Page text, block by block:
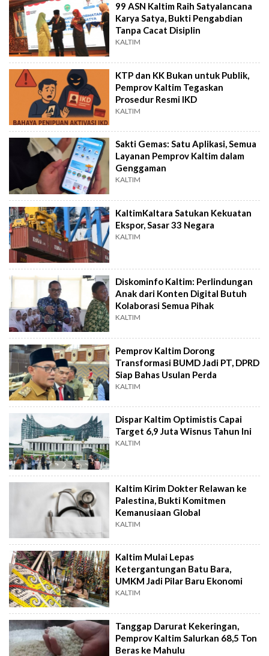
99 ASN Kaltim Raih Satyalancana
Karya Satya, Bukti Pengabdian
Tanpa Cacat Disiplin
KALTIM
KTP dan KK Bukan untuk Publik,
Pemprov Kaltim Tegaskan
Prosedur Resmi IKD
KALTIM
Sakti Gemas: Satu Aplikasi, Semua
Layanan Pemprov Kaltim dalam
Genggaman
KALTIM
KaltimKaltara Satukan Kekuatan
Ekspor, Sasar 33 Negara
KALTIM
Diskominfo Kaltim: Perlindungan
Anak dari Konten Digital Butuh
Kolaborasi Semua Pihak
KALTIM
Pemprov Kaltim Dorong
Transformasi BUMD Jadi PT, DPRD
Siap Bahas Usulan Perda
KALTIM
Dispar Kaltim Optimistis Capai
Target 6,9 Juta Wisnus Tahun Ini
KALTIM
Kaltim Kirim Dokter Relawan ke
Palestina, Bukti Komitmen
Kemanusiaan Global
KALTIM
Kaltim Mulai Lepas
Ketergantungan Batu Bara,
UMKM Jadi Pilar Baru Ekonomi
KALTIM
Tanggap Darurat Kekeringan,
Pemprov Kaltim Salurkan 68,5 Ton
Beras ke Mahulu